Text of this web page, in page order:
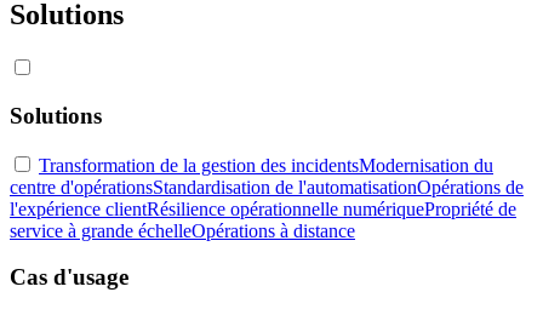
Solutions
Solutions
Transformation de la gestion des incidentsModernisation du
centre d'opérationsStandardisation de l'automatisationOpérations de
l'expérience clientRésilience opérationnelle numériquePropriété de
service à grande échelleOpérations à distance
Cas d'usage